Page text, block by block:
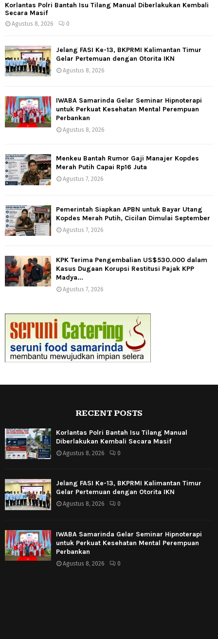
Korlantas Polri Bantah Isu Tilang Manual Diberlakukan Kembali
Secara Masif
Agustus 8, 2026 0
Jelang FASI Ke-13, BKPRMI Kalimantan Timur
Gelar Pertemuan dengan Otorita IKN
Agustus 8, 2026
IWABA Samarinda Gelar Seminar Hipnoterapi
untuk Perkuat Kesehatan Mental Perempuan
Perbankan
Agustus 8, 2026
Menkeu Bantah Rumor Gaji Manajer Kopdes
Merah Putih Capai Rp16 Juta
Agustus 7, 2026
Pemerintah Siapkan APBN untuk Bayar Utang
Kopdes Merah Putih, Cicilan Dimulai September
Agustus 7, 2026
KPK Terima Pengembalian US$530.000 dalam
Kasus Dugaan Korupsi Restitusi Pajak KPP
Madya...
Agustus 7, 2026
RECENT POSTS
Korlantas Polri Bantah Isu Tilang Manual
Diberlakukan Kembali Secara Masif
Agustus 8, 2026 0
Jelang FASI Ke-13, BKPRMI Kalimantan Timur
Gelar Pertemuan dengan Otorita IKN
Agustus 8, 2026 0
IWABA Samarinda Gelar Seminar Hipnoterapi
untuk Perkuat Kesehatan Mental Perempuan
Perbankan
Agustus 8, 2026 0